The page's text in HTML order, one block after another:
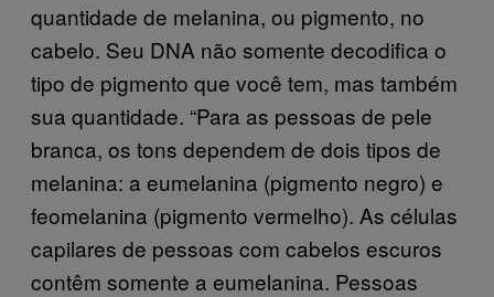
quantidade de melanina, ou pigmento, no
cabelo. Seu DNA não somente decodifica o
tipo de pigmento que você tem, mas também
sua quantidade. “Para as pessoas de pele
branca, os tons dependem de dois tipos de
melanina: a eumelanina (pigmento negro) e
feomelanina (pigmento vermelho). As células
capilares de pessoas com cabelos escuros
contêm somente a eumelanina. Pessoas